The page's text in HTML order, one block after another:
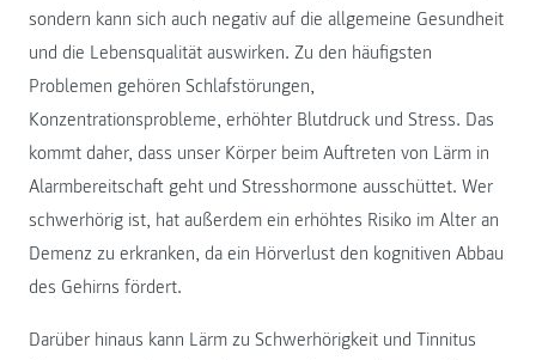
sondern kann sich auch negativ auf die allgemeine Gesundheit
und die Lebensqualität auswirken. Zu den häufigsten
Problemen gehören Schlafstörungen,
Konzentrationsprobleme, erhöhter Blutdruck und Stress. Das
kommt daher, dass unser Körper beim Auftreten von Lärm in
Alarmbereitschaft geht und Stresshormone ausschüttet. Wer
schwerhörig ist, hat außerdem ein erhöhtes Risiko im Alter an
Demenz zu erkranken, da ein Hörverlust den kognitiven Abbau
des Gehirns fördert.
Darüber hinaus kann Lärm zu Schwerhörigkeit und Tinnitus